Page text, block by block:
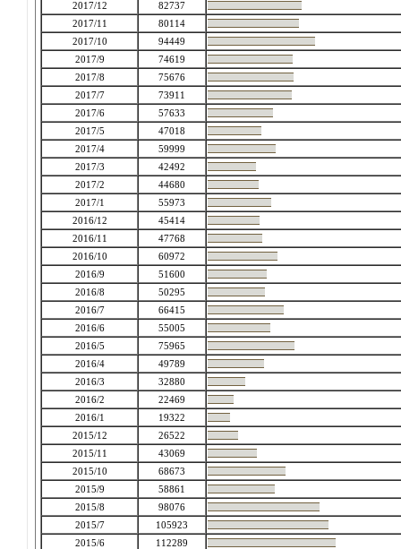
2017/12
82737
2017/11
80114
2017/10
94449
2017/9
74619
2017/8
75676
2017/7
73911
2017/6
57633
2017/5
47018
2017/4
59999
2017/3
42492
2017/2
44680
2017/1
55973
2016/12
45414
2016/11
47768
2016/10
60972
2016/9
51600
2016/8
50295
2016/7
66415
2016/6
55005
2016/5
75965
2016/4
49789
2016/3
32880
2016/2
22469
2016/1
19322
2015/12
26522
2015/11
43069
2015/10
68673
2015/9
58861
2015/8
98076
2015/7
105923
2015/6
112289